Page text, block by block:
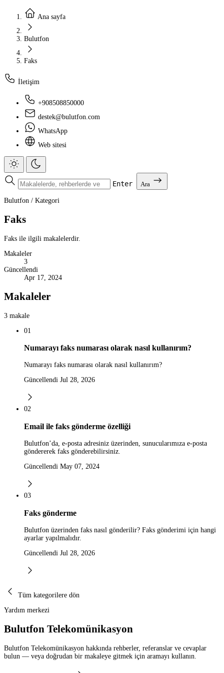
Ana sayfa
Bulutfon
Faks
İletişim
+908508850000
destek@bulutfon.com
WhatsApp
Web sitesi
Enter Ara
Bulutfon / Kategori
Faks
Faks ile ilgili makalelerdir.
Makaleler
3
Güncellendi
Apr 17, 2024
Makaleler
3 makale
01
Numarayı faks numarası olarak nasıl kullanırım?
Numarayı faks numarası olarak nasıl kullanırım?
Güncellendi Jul 28, 2026
02
Email ile faks gönderme özelliği
Bulutfon’da, e-posta adresiniz üzerinden, sunucularımıza e-posta
göndererek faks gönderebilirsiniz.
Güncellendi May 07, 2024
03
Faks gönderme
Bulutfon üzerinden faks nasıl gönderilir? Faks gönderimi için hangi
ayarlar yapılmalıdır.
Güncellendi Jul 28, 2026
Tüm kategorilere dön
Yardım merkezi
Bulutfon Telekomünikasyon
Bulutfon Telekomünikasyon hakkında rehberler, referanslar ve cevaplar
bulun — veya doğrudan bir makaleye gitmek için aramayı kullanın.